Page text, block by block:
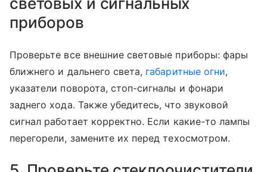
приборов
Проверьте все внешние световые приборы: фары
ближнего и дальнего света, габаритные огни,
указатели поворота, стоп-сигналы и фонари
заднего хода. Также убедитесь, что звуковой
сигнал работает корректно. Если какие-то лампы
перегорели, замените их перед техосмотром.